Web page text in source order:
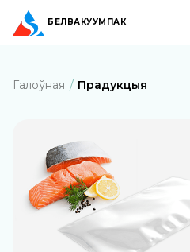
БЕЛВАКУУМПАК
Галоўная Прадукцыя